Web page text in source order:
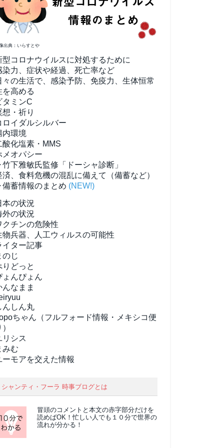
出典：いらすとや
型コロナウイルスに対処するために
染力、症状や経過、死亡率など
々の生活で、感染予防、免疫力、生体恒常
を高める
タミンC
想・祈り
ロイダルシルバー
内環境
酸化塩素・MMS
メオパシー
下雅敏氏監修「ドーシャ診断」
済、食料危機の混乱に備えて（備蓄など）
蓄情報のまとめ (NEW!)
本の状況
外の状況
クチンの危険性
物兵器、人工ウィルスの可能性
イター記事
のじ
りどっと
ょんぴょん
んなまま
んしん丸
ちゃん（フルフォード情報・メキシコ便
リシス
みむ
ーモアを交えた情報
シャンティ・フーラ 時事ブログとは
冒頭のコメントと本文の赤字部分だけを
読めばOK！忙しい人でも１０分で世界の
流れが分かる！